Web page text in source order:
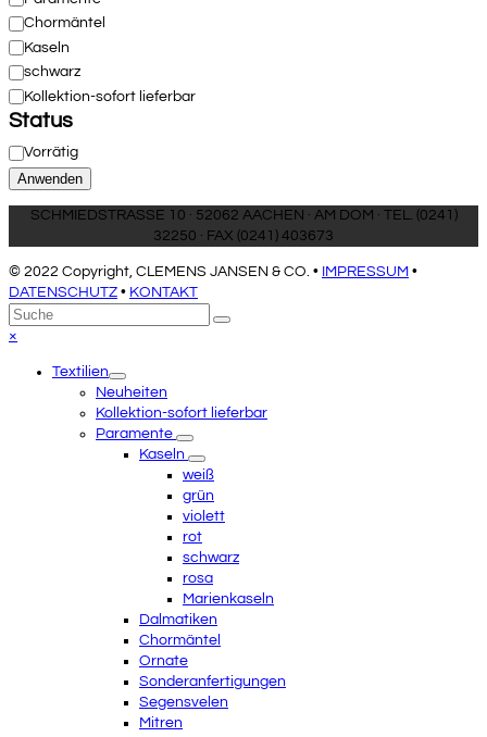
Chormäntel
Kaseln
schwarz
Kollektion-sofort lieferbar
Status
Verfügbarkeit
Vorrätig
Anwenden
SCHMIEDSTRASSE 10 · 52062 AACHEN · AM DOM · TEL. (0241)
32250 · FAX (0241) 403673
© 2022 Copyright, CLEMENS JANSEN & CO. • IMPRESSUM •
DATENSCHUTZ • KONTAKT
An
den
scrollen
Suche
Senden
×
menuTextilien
Neuheiten
Kollektion-sofort lieferbar
Paramente
Kaseln
weiß
grün
violett
rot
schwarz
rosa
Marienkaseln
Dalmatiken
Chormäntel
Ornate
Sonderanfertigungen
Segensvelen
Mitren